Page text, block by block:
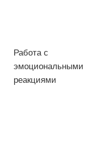
Работа с
эмоциональными
реакциями